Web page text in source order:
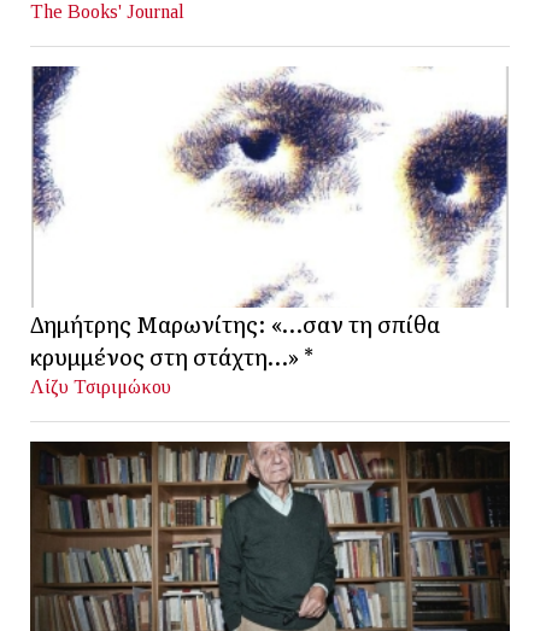
The Books' Journal
Δημήτρης Μαρωνίτης: «…σαν τη σπίθα
κρυμμένος στη στάχτη…» *
Λίζυ Τσιριμώκου